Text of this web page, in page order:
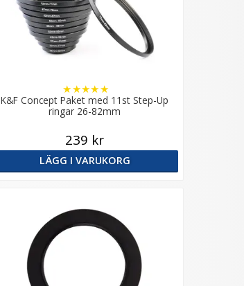
K&F Concept Paket med 11st Step-Up
ringar 26-82mm
★★★★★
239 kr
LÄGG I VARUKORG